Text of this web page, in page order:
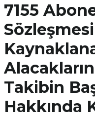
7155
Takibin
Hakkında